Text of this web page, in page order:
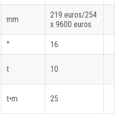
mm
219 euros/254
x 9600 euros
° 16
t 10
t•m 25